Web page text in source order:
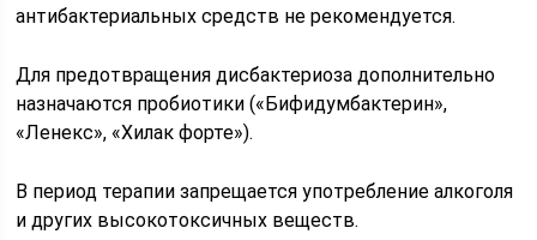
антибактериальных средств не рекомендуется.
Для предотвращения дисбактериоза дополнительно
назначаются пробиотики («Бифидумбактерин»,
«Ленекс», «Хилак форте»).
В период терапии запрещается употребление алкоголя
и других высокотоксичных веществ.